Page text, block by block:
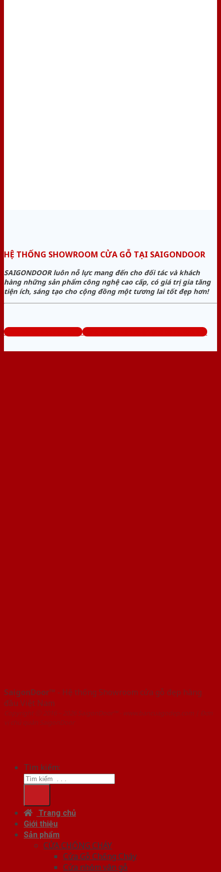
HỆ THỐNG SHOWROOM CỬA GỖ TẠI SAIGONDOOR
SAIGONDOOR luôn nỗ lực mang đến cho đối tác và khách
hàng những sản phẩm công nghệ cao cấp, có giá trị gia tăng
tiện ích, sáng tạo cho cộng đồng một tương lai tốt đẹp hơn!
www.bancuagodep.com Tổng đài tư vấn miễn phí: 0824.400.400
SaigonDoor™ - Hệ thống Showroom cửa gỗ đẹp hàng
đầu Việt Nam
Copyright ⓒ 2016 – 2026 SaigonDoor™ - www.bancuagodep.com | Đơn
vị chủ quản SaigonDoor
Tìm kiếm:
Trang chủ
Giới thiệu
Sản phẩm
CỬA CHỐNG CHÁY
Cửa Gỗ Chống Cháy
Cửa nhôm vân gỗ